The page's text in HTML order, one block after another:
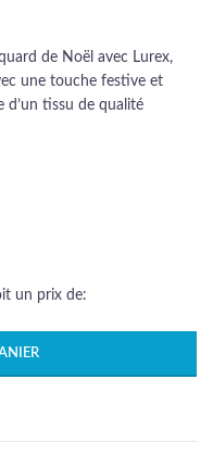
de Noël avec Lurex,
une touche festive et
d’un tissu de qualité
un prix de: